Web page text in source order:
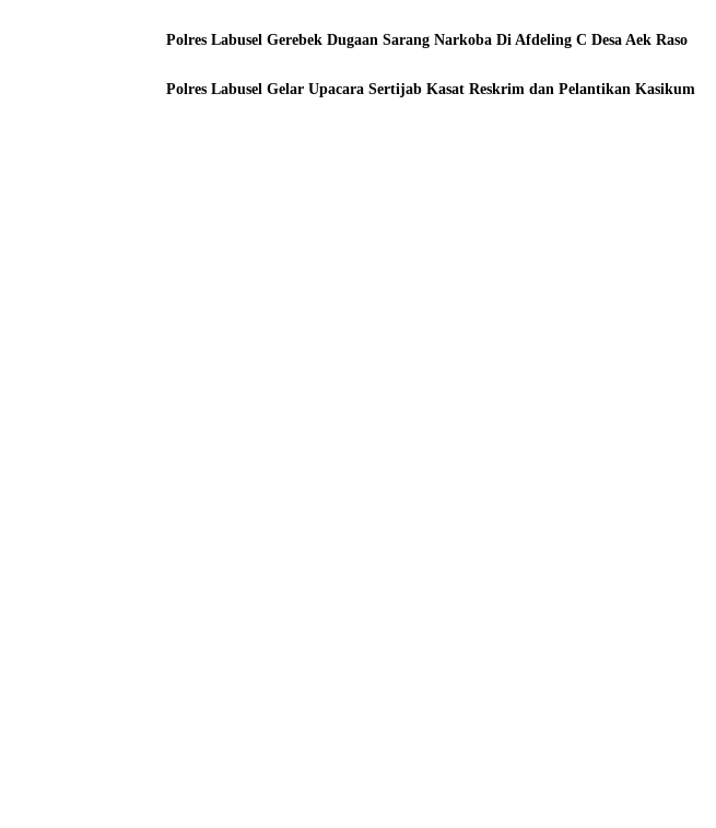
Polres Labusel Gerebek Dugaan Sarang Narkoba Di Afdeling C Desa Aek Raso
Polres Labusel Gelar Upacara Sertijab Kasat Reskrim dan Pelantikan Kasikum